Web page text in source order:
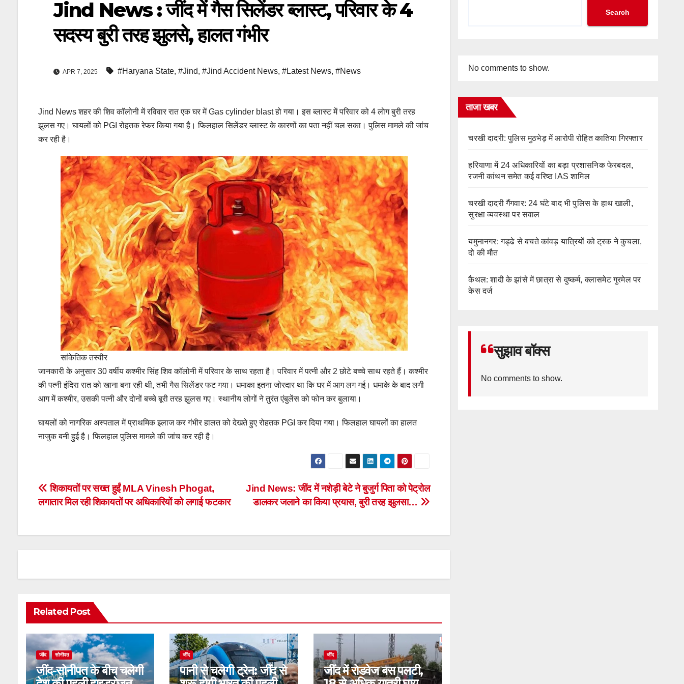
Jind News : जींद में गैस सिलेंडर ब्लास्ट, परिवार के 4
सदस्य बुरी तरह झुलसे, हालत गंभीर
APR 7, 2025 #Haryana State, #Jind, #Jind Accident News, #Latest News, #News
Jind News शहर की शिव कॉलोनी में रविवार रात एक घर में Gas cylinder blast हो गया। इस ब्लास्ट में परिवार को 4 लाेग बुरी तरह
झुलस गए। घायलों को PGI रोहतक रेफर किया गया है। फिलहाल सिलेंडर ब्लास्ट के कारणों का पता नहीं चल सका। पुलिस मामले की जांच
कर रही है।
सांकेतिक तस्वीर
जानकारी के अनुसार 30 वर्षीय कश्मीर सिंह शिव कॉलोनी में परिवार के साथ रहता है। परिवार में पत्नी और 2 छोटे बच्चे साथ रहते हैं। कश्मीर
की पत्नी इंदिरा रात को खाना बना रही थी, तभी गैस सिलेंडर फट गया। धमाका इतना जोरदार था कि घर में आग लग गई। धमाके के बाद लगी
आग में कश्मीर, उसकी पत्नी और दोनों बच्चे बूरी तरह झुलस गए। स्थानीय लोगों ने तुरंत एंबुलेंस को फोन कर बुलाया।
घायलों को नागरिक अस्पताल में प्राथमिक इलाज कर गंभीर हालत को देखते हुए रोहतक PGI कर दिया गया। फिलहाल घायलों का हालत
नाजुक बनी हुई है। फिलहाल पुलिस मामले की जांच कर रही है।
Post
navigation
Jind News: जींद में नशेड़ी बेटे ने बुजुर्ग पिता को पेट्रोल
डालकर जलाने का किया प्रयास, बुरी तरह झुलसा…
शिकायतों पर सख्त हुईं MLA Vinesh Phogat,
लगातार मिल रही शिकायतों पर अधिकारियों को लगाई फटकार
Related Post
जींद सोनीपत
जींद-सोनीपत के बीच चलेगी
जींद
पानी से चलेगी ट्रेन: जींद से
जींद
जींद में रोडवेज बस पलटी,
Search
No comments to show.
ताजा खबर
चरखी दादरी: पुलिस मुठभेड़ में आरोपी रोहित कातिया गिरफ्तार
हरियाणा में 24 अधिकारियों का बड़ा प्रशासनिक फेरबदल,
रजनी कांथन समेत कई वरिष्ठ IAS शामिल
चरखी दादरी गैंगवार: 24 घंटे बाद भी पुलिस के हाथ खाली,
सुरक्षा व्यवस्था पर सवाल
यमुनानगर: गड्ढे से बचते कांवड़ यात्रियों को ट्रक ने कुचला,
दो की मौत
कैथल: शादी के झांसे में छात्रा से दुष्कर्म, क्लासमेट गुरमेल पर
केस दर्ज
सुझाव बॉक्स
No comments to show.